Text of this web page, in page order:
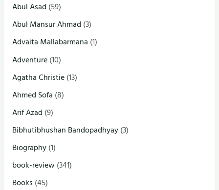
Abul Asad (59)
Abul Mansur Ahmad (3)
Advaita Mallabarmana (1)
Adventure(10)
Agatha Christie(13)
Ahmed Sofa (8)
Arif Azad (9)
Bibhutibhushan Bandopadhyay(3)
Biography(1)
book-review(341)
Books (45)